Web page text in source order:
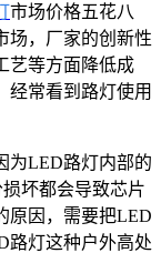
市场价格五花八
场，厂家的创新性
艺等方面降低成
经常看到路灯使用
LED路灯内部的
坏都会导致芯片
原因，需要把LED
路灯这种户外高处